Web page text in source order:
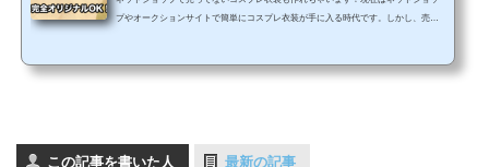
プやオークションサイトで簡単にコスプレ衣装が手に入る時代です。しかし、売ら
いうケースが少なくありません。また、スマホアプリのゲーム(ソシャゲ)のキャラだ
この記事を書いた人 最新の記事